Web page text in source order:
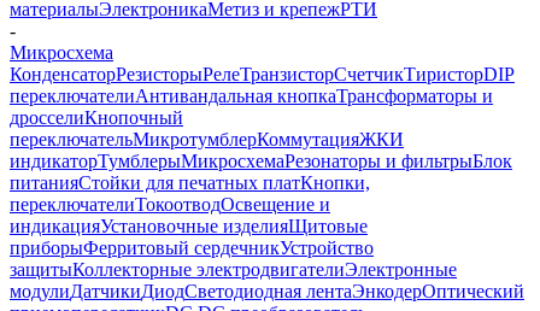
материалыЭлектроникаМетиз и крепежРТИ
-
Микросхема
КонденсаторРезисторыРелеТранзисторСчетчикТиристорDIP
переключателиАнтивандальная кнопкаТрансформаторы и
дросселиКнопочный
переключательМикротумблерКоммутацияЖКИ
индикаторТумблерыМикросхемаРезонаторы и фильтрыБлок
питанияСтойки для печатных платКнопки,
переключателиТокоотводОсвещение и
индикацияУстановочные изделияЩитовые
приборыФерритовый сердечникУстройство
защитыКоллекторные электродвигателиЭлектронные
модулиДатчикиДиодСветодиодная лентаЭнкодерОптический